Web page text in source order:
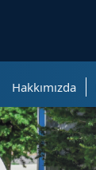
Hakkımızda